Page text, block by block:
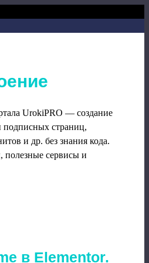
UrokiPRO — создание
страниц,
и др. без знания кода.
полезные сервисы и
в Elementor.